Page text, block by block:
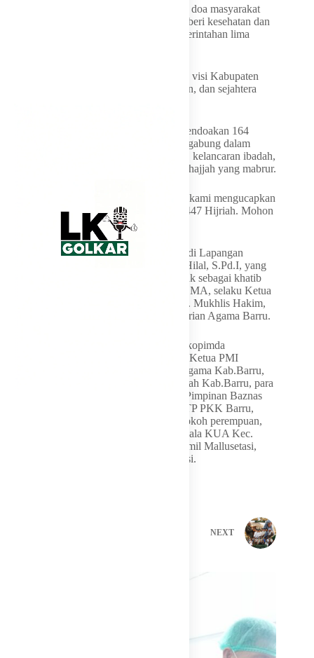
Di akhir sambutannya, Andi Ina memohon doa masyarakat
agar dirinya bersama Wakil Bupati tetap diberi kesehatan dan
kekuatan dalam menjalankan amanah pemerintahan lima
Ia menegaskan komitmennya mewujudkan visi Kabupaten
Barru yang berkeadilan, maju berkelanjutan, dan sejahtera
Tak lupa, Bupati juga mengajak jamaah mendoakan 164
jamaah haji asal Kabupaten Barru yang tergabung dalam
Kloter 26 dan 37 agar diberikan kesehatan, kelancaran ibadah,
serta kembali ke tanah air sebagai haji dan hajjah yang mabrur.
“Atas nama Pemerintah Kabupaten Barru, kami mengucapkan
selamat Hari Raya Iduladha 10 Zulhijah 1447 Hijriah. Mohon
maaf lahir dan batin,” tutupnya
Pelaksanaan Shalat Iduladha 1447 Hijriah di Lapangan
Palanro dipimpin oleh Imam Muhammad Hilal, S.Pd.I, yang
merupakan Imam Masjid Palanro. Bertindak sebagai khatib
yakni AG. Prof. Dr. H.M. Faried Wadjedi, MA, selaku Ketua
MUI Barru, sementara naib dipandu Dr. H. Mukhlis Hakim,
M.Pd, Kepala Seksi Bimas Islam Kementerian Agama Barru.
Turut hadir Wakil Bupati Barru, unsur Forkopimda
Kab.Barru, Sekretaris Daerah Kab. Barru, Ketua PMI
Kab.Barru, Kepala Kantor Kementerian Agama Kab.Barru,
Kepala Kantor Kementerian Haji dan Umrah Kab.Barru, para
pimpinan OPD, para Kabag Setda Barru, Pimpinan Baznas
Barru, Ketua dan Pengurus PHBI, Ketua TP PKK Barru,
Ketua Bhayangkari Barru, tokoh agama, tokoh perempuan,
tokoh masyarakat, Camat Mallusetasi, Kepala KUA Kec.
Mallusetasi, Kapolsesk Mallusetasi, Danramil Mallusetasi,
Lurah dan Kades se Kecamatan Mallusetasi.
NEXT